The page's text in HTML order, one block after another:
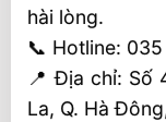
hài lòng.
📞 Hotline:
📍 Địa chỉ: Số
La, Q. Hà